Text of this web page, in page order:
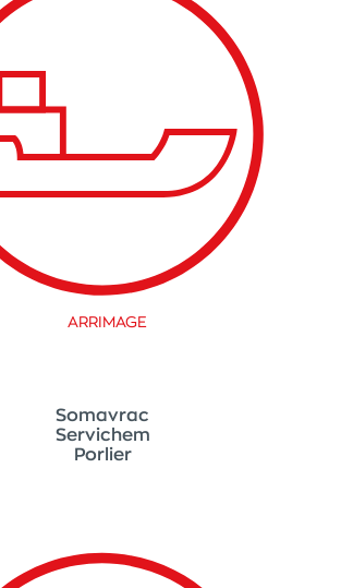
ARRIMAGE
Somavrac
Servichem
Porlier